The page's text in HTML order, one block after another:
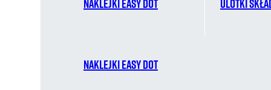
Naklejki easy dot Ulotki
Naklejki easy dot